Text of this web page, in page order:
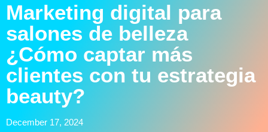
Marketing digital para
salones de belleza
¿Cómo captar más
clientes con tu estrategia
beauty?
December 17, 2024